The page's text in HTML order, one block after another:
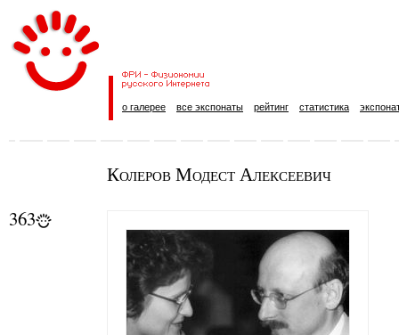
о галерее все экспонаты рейтинг статистика
Колеров Модест Алексеевич
363